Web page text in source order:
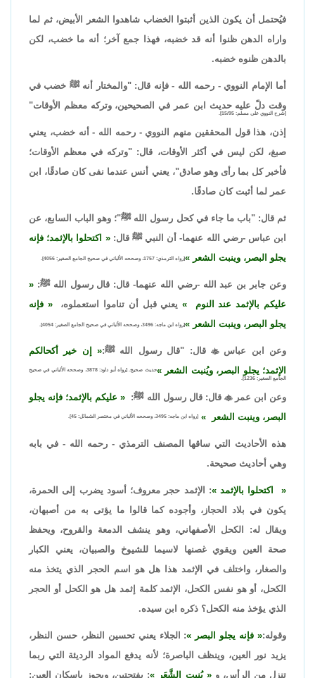
فيُحتمل أن يكون الذين أثبتوا الخضاب شاهدوا الشعر الأبيض، ثم لما
واراه الدهن ظنوا أنه قد خضبه، فهذا جمع آخر؛ أنه ما خضب، لكن
بالدهن ظنوه خضبه.
أما الإمام النووي - رحمه الله - فإنه قال: "والمختار أنه ﷺ خضب في
وقت دلّ عليه حديث ابن عمر في الصحيحين، وتركه معظم الأوقات"
[شرح النووي على مسلم: 15/95].
إذن، هذا قول المحققين منهم النووي - رحمه الله - أنه خضب، يعني
صبغ، لكن ليس في أكثر الأوقات، قال: "وتركه في معظم الأوقات؛
فأخبر كل بما رأى وهو صادق"، يعني أنس عندما نفى كان صادقًا، ابن
عمر لما أثبت كان صادقًا.
ثم قال: "باب ما جاء في كحل رسول الله ﷺ"؛ وهو الباب السابع، عن
ابن عباس -رضي الله عنهما- أن النبي ﷺ قال:
اكتحلوا بالإثمد؛ فإنه
يجلو البصر، وينبت الشعر
[رواه الترمذي: 1757، وصححه الألباني في صحيح الجامع الصغير: 4056].
وعن جابر بن عبد الله -رضي الله عنهما- قال: قال رسول الله ﷺ:
عليكم بالإثمد عند النوم
يعني قبل أن تناموا استعملوه،
فإنه
يجلو البصر، وينبت الشعر
[رواه ابن ماجه: 3496، وصححه الألباني في صحيح الجامع الصغير: 4054].
وعن ابن عباس قال: "قال رسول الله ﷺ:
إن خير أكحالكم
الإثمد؛ يجلو البصر، ويُنبت الشعر
حديث صحيح. [رواه أبو داود: 3878، وصححه الألباني في صحيح
الجامع الصغير: 1236].
وعن ابن عمر قال: قال رسول الله ﷺ:
عليكم بالإثمد؛ فإنه يجلو
البصر، وينبت الشعر
[رواه ابن ماجه: 3495، وصححه الألباني في مختصر الشمائل: 45].
هذه الأحاديث التي ساقها المصنف الترمذي - رحمه الله - في بابه
وهي أحاديث صحيحة.
اكتحلوا بالإثمد : الإثمد حجر معروف؛ أسود يضرب إلى الحمرة،
يكون في بلاد الحجاز، وأجوده كما قالوا ما يؤتى به من أصبهان،
ويقال له: الكحل الأصفهاني، وهو ينشف الدمعة والقروح، ويحفظ
صحة العين ويقوي غصنها لاسيما للشيوخ والصبيان، يعني الكبار
والصغار، واختلف في الإثمد هذا هل هو اسم الحجر الذي يتخذ منه
الكحل، أو هو نفس الكحل، الإثمد كلمة إثمد هل هو الكحل أو الحجر
الذي يؤخذ منه الكحل؟ ذكره ابن سيده.
وقوله: فإنه يجلو البصر
: الجلاء يعني تحسين النظر، حسن النظر،
يزيد نور العين، وينظف الباصرة؛ لأنه يدفع المواد الرديئة التي ربما
تنزل من الرأس، و
يُنبت الشَّعَر : بفتحتين، ويجوز بإسكان العين: